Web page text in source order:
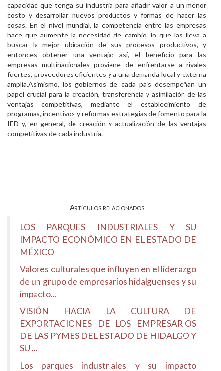
capacidad que tenga su industria para añadir valor a un menor
costo y desarrollar nuevos productos y formas de hacer las
cosas. En el nivel mundial, la competencia entre las empresas
hace que aumente la necesidad de cambio, lo que las lleva a
buscar la mejor ubicación de sus procesos productivos, y
entonces obtener una ventaja; así, el beneficio para las
empresas multinacionales proviene de enfrentarse a rivales
fuertes, proveedores eficientes y a una demanda local y externa
amplia.Asimismo, los gobiernos de cada país desempeñan un
papel crucial para la creación, transferencia y asimilación de las
ventajas competitivas, mediante el establecimiento de
programas, incentivos y reformas estrategias de fomento para la
IED y, en general, de creación y actualización de las ventajas
competitivas de cada industria.
Artículos relacionados
LOS PARQUES INDUSTRIALES Y SU
IMPACTO ECONÓMICO EN EL ESTADO DE
MÉXICO
Valores culturales que influyen en el liderazgo
de un grupo de empresarios hidalguenses y su
impacto...
VISIÓN HACIA LA CULTURA DE
EXPORTACIONES DE LOS EMPRESARIOS
DE LAS PYMES DEL ESTADO DE HIDALGO Y
SU ...
Los parques industriales y su impacto